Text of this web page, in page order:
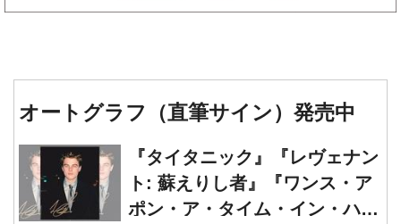
オートグラフ（直筆サイン）発売中
『タイタニック』『レヴェナン
ト: 蘇えりし者』『ワンス・ア
ポン・ア・タイム・イン・ハリ